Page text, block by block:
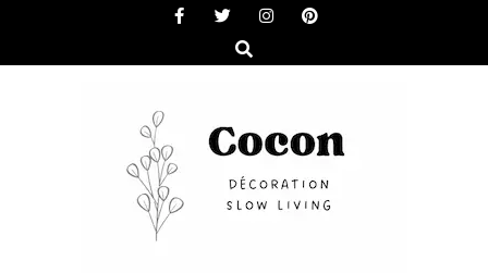
content
Search